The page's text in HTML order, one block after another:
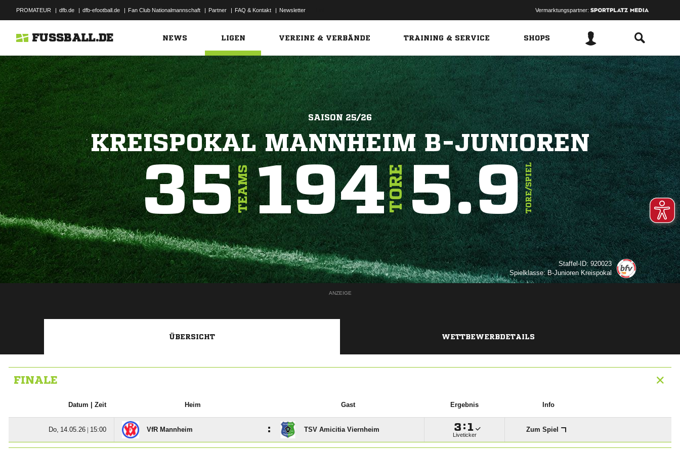
PROMATEUR | dfb.de | dfb-efootball.de | Fan Club Nationalmannschaft | Partner | FAQ & Kontakt | Newsletter Vermarktungspartner:
FUSSBALL.DE NEWS LIGEN VEREINE & VERBÄNDE TRAINING & SERVICE SHOPS
SAISON 25/26
KREISPOKAL MANNHEIM B-JUNIOREN
35TEAMS194TORE5.9TORE/SPIEL
Staffel-ID: 920023
Spielklasse: B-Junioren Kreispokal
ANZEIGE
ÜBERSICHT WETTBEWERBDETAILS
FINALE
Datum | Zeit Heim Gast Ergebnis Info
  |  VfR Mannheim : TSV Amicitia Viernheim  : 
Liveticker
Zum Spiel